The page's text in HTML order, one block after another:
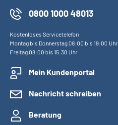
0800 1000 48013
Kostenloses Servicetelefon
Montag bis Donnerstag 08:00 bis 19:00 Uhr
Freitag 08:00 bis 15:30 Uhr
Mein Kundenportal
Nachricht schreiben
Beratung